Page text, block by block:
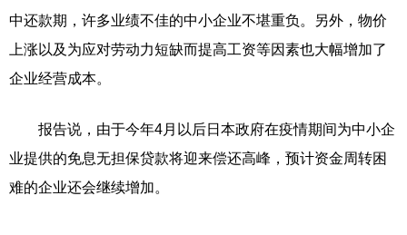
中还款期，许多业绩不佳的中小企业不堪重负。另外，物价
上涨以及为应对劳动力短缺而提高工资等因素也大幅增加了
企业经营成本。
报告说，由于今年4月以后日本政府在疫情期间为中小企
业提供的免息无担保贷款将迎来偿还高峰，预计资金周转困
难的企业还会继续增加。